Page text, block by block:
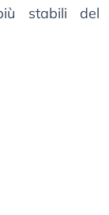
stabili del